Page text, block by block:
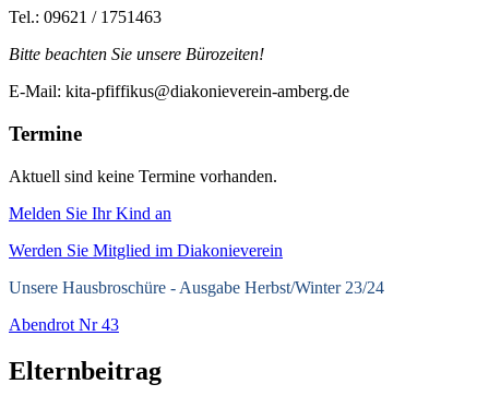
Tel.: 09621 / 1751463
Bitte beachten Sie unsere Bürozeiten!
E-Mail: kita-pfiffikus@diakonieverein-amberg.de
Termine
Aktuell sind keine Termine vorhanden.
Melden Sie Ihr Kind an
Werden Sie Mitglied im Diakonieverein
Unsere Hausbroschüre - Ausgabe Herbst/Winter 23/24
Abendrot Nr 43
Elternbeitrag